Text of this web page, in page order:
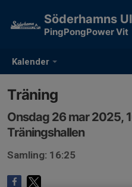
Kalender
Söderhamns
PingPongPower Vit
Träning
Onsdag 26 mar 2025,
Träningshallen
Samling: 16:25